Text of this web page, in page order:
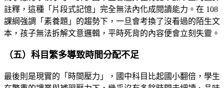
註釋，這種「片段式記憶」完全無法內化成閱讀能力。在 108
課綱強調「素養題」的趨勢下，一旦會考換了沒看過的陌生文
本，孩子無法拆解文意邏輯，平時死背的內容便會立刻失靈。
（五）科目繁多導致時間分配不足
最後則是現實的「時間壓力」，國中科目比起國小翻倍，學生